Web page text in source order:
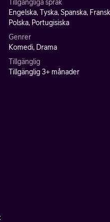
Tillgängliga språk
Engelska, Tyska, Spanska,
Polska, Portugisiska
Genrer
Komedi, Drama
Tillgänglig
Tillgänglig 3+ månader